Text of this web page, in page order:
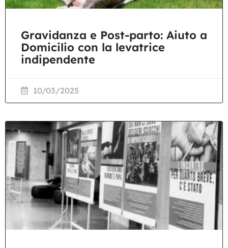
Gravidanza e Post-parto: Aiuto a
Domicilio con la levatrice
indipendente
10/03/2025